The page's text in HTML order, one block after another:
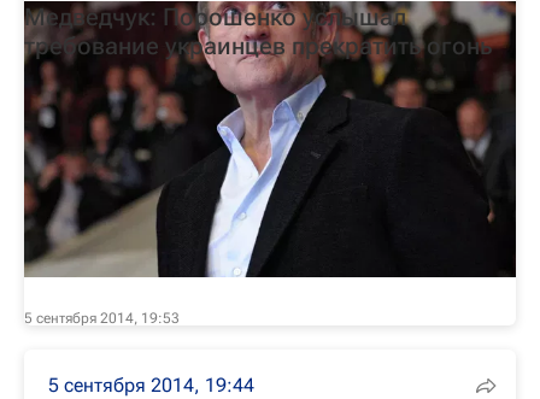
5 сентября 2014, 19:53
Медведчук: Порошенко услышал
требование украинцев прекратить огонь
5 сентября 2014, 19:44